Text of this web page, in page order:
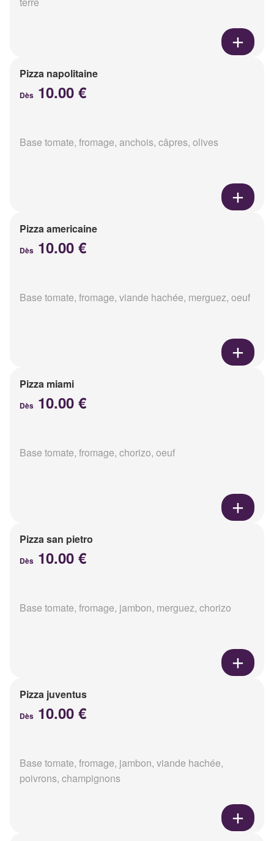
Pizza napolitaine
Dès 10.00 €
Base tomate, fromage, anchois, câpres, olives
Pizza americaine
Dès 10.00 €
Base tomate, fromage, viande hachée, merguez, oeuf
Pizza miami
Dès 10.00 €
Base tomate, fromage, chorizo, oeuf
Pizza san pietro
Dès 10.00 €
Base tomate, fromage, jambon, merguez, chorizo
Pizza juventus
Dès 10.00 €
Base tomate, fromage, jambon, viande hachée,
poivrons, champignons